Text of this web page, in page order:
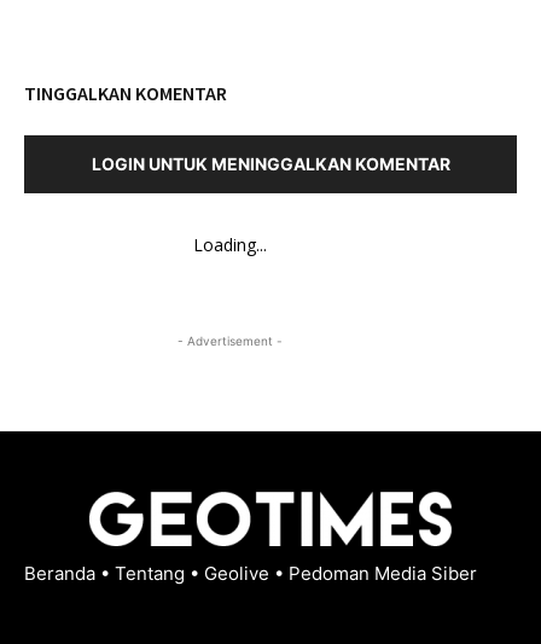
TINGGALKAN KOMENTAR
LOGIN UNTUK MENINGGALKAN KOMENTAR
Loading...
- Advertisement -
Beranda • Tentang • Geolive • Pedoman Media Siber